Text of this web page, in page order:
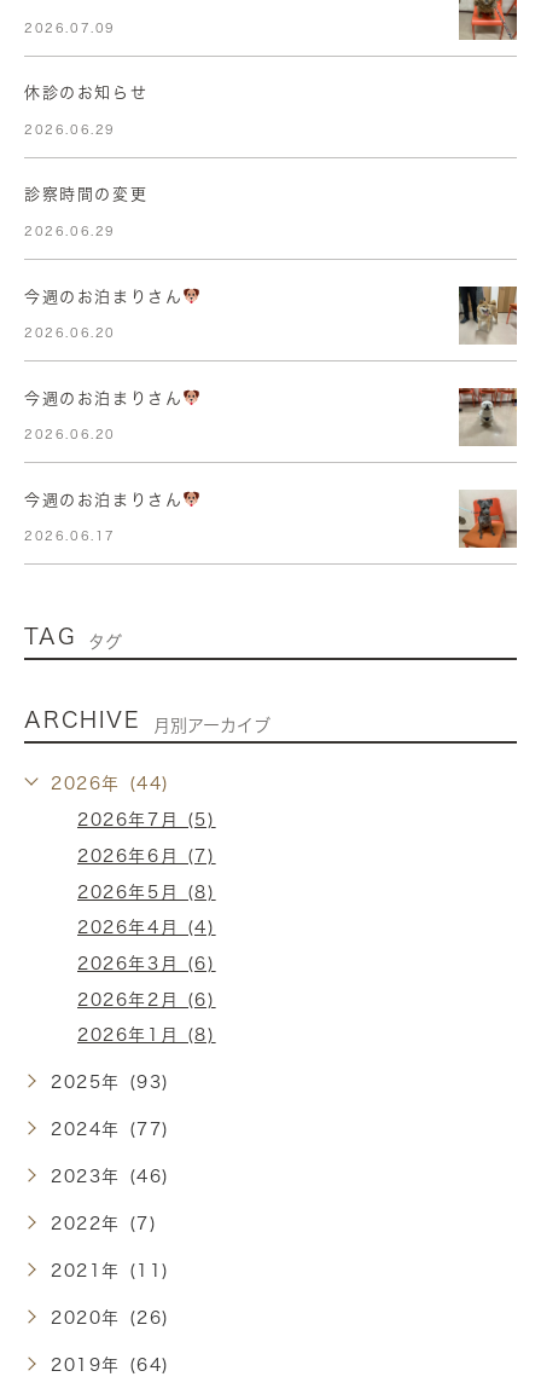
2026.07.09
休診のお知らせ
2026.06.29
診察時間の変更
2026.06.29
今週のお泊まりさん
2026.06.20
今週のお泊まりさん
2026.06.20
今週のお泊まりさん
2026.06.17
TAG タグ
ARCHIVE 月別アーカイブ
2026年 (44)
2026年7月 (5)
2026年6月 (7)
2026年5月 (8)
2026年4月 (4)
2026年3月 (6)
2026年2月 (6)
2026年1月 (8)
2025年 (93)
2024年 (77)
2023年 (46)
2022年 (7)
2021年 (11)
2020年 (26)
2019年 (64)